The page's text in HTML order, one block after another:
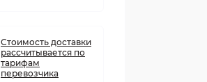
Стоимость доставки
рассчитывается по
тарифам
перевозчика